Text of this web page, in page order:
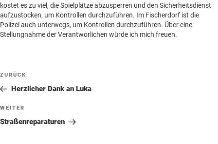
Leserbriefe
Beilagen online
kostet es zu viel, die Spielplätze abzusperren und den Sicherheitsdienst
aufzustocken, um Kontrollen durchzuführen. Im Fischerdorf ist die
Polizei auch unterwegs, um Kontrollen durchzuführen. Über eine
Stellungnahme der Verantworlichen würde ich mich freuen.
Beitragsnavigation
Vorheriger
Beitrag
ZURÜCK
Herzlicher Dank an Luka
Nächster
Beitrag
WEITER
Straßenreparaturen